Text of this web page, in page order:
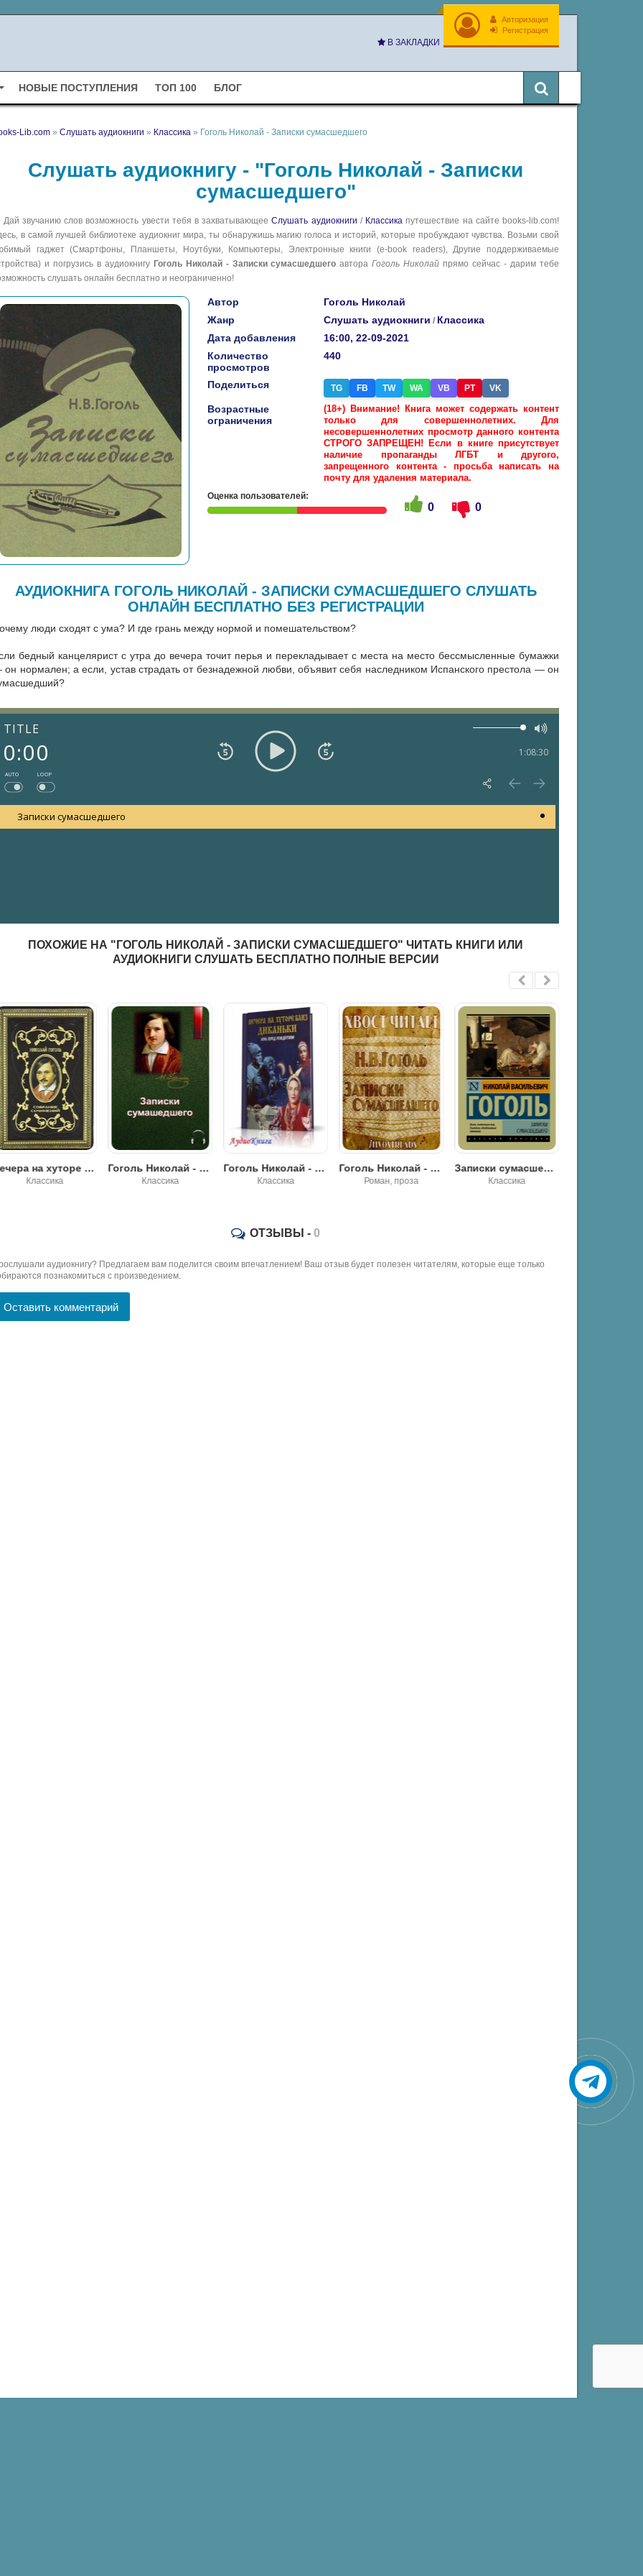
Авторизация
Регистрация
В ЗАКЛАДКИ
НОВЫЕ ПОСТУПЛЕНИЯ ТОП 100 БЛОГ
Lib.com » Слушать аудиокниги » Классика » Гоголь Николай - Записки сумасшедшего
Слушать аудиокнигу - "Гоголь Николай - Записки
сумасшедшего"
Дай звучанию слов возможность увести тебя в захватывающееСлушать аудиокниги / Классика путешествие на сайте books-lib.com!
в самой лучшей библиотеке аудиокниг мира, ты обнаружишь магию голоса и историй, которые пробуждают чувства. Возьми свой
гаджет (Смартфоны, Планшеты, Ноутбуки, Компьютеры, Электронные книги (e-book readers), Другие поддерживаемые
и погрузись в аудиокнигу Гоголь Николай - Записки сумасшедшего автораГоголь Николай прямо сейчас - дарим тебе
слушать онлайн бесплатно и неограниченно!
Автор
Гоголь Николай
Жанр
Слушать аудиокниги / Классика
Дата добавления
16:00, 22-09-2021
Количество
просмотров
440
Поделиться TG FB TW WA VB PT VK
Возрастные
ограничения
(18+) Внимание! Книга может содержать контент
только для совершеннолетних. Для
несовершеннолетних просмотр данного контента
СТРОГО ЗАПРЕЩЕН! Если в книге присутствует
наличие пропаганды ЛГБТ и другого,
запрещенного контента - просьба написать на
почту для удаления материала.
Оценка пользователей:
0 0
АУДИОКНИГА ГОГОЛЬ НИКОЛАЙ - ЗАПИСКИ СУМАСШЕДШЕГО СЛУШАТЬ
ОНЛАЙН БЕСПЛАТНО БЕЗ РЕГИСТРАЦИИ
люди сходят с ума? И где грань между нормой и помешательством?
бедный канцелярист с утра до вечера точит перья и перекладывает с места на место бессмысленные бумажки
нормален; а если, устав страдать от безнадежной любви, объявит себя наследником Испанского престола — он
TITLE
0:00 1:08:30
AUTO LOOP
Записки сумасшедшего
ПОХОЖИЕ НА "ГОГОЛЬ НИКОЛАЙ - ЗАПИСКИ СУМАСШЕДШЕГО" ЧИТАТЬ КНИГИ ИЛИ
АУДИОКНИГИ СЛУШАТЬ БЕСПЛАТНО ПОЛНЫЕ ВЕРСИИ
Вечера на хуторе близ Диканьки. Том 1 - Николай Гоголь
Классика
Гоголь Николай - Записки сумасшедшего
Классика
Гоголь Николай - Вечера на хуторе близ Диканьки
Классика
Гоголь Николай - Записки сумасшедшего
Роман, проза
Записки сумасшедшего - Николай Гоголь
Классика
ОТЗЫВЫ - 0
аудиокнигу? Предлагаем вам поделится своим впечатлением! Ваш отзыв будет полезен читателям, которые еще только
познакомиться с произведением.
Оставить комментарий